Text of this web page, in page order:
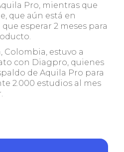
Pro, mientras que
que aún está en
esperar 2 meses para
Colombia, estuvo a
con Diagpro, quienes
de Aquila Pro para
2.000 estudios al mes